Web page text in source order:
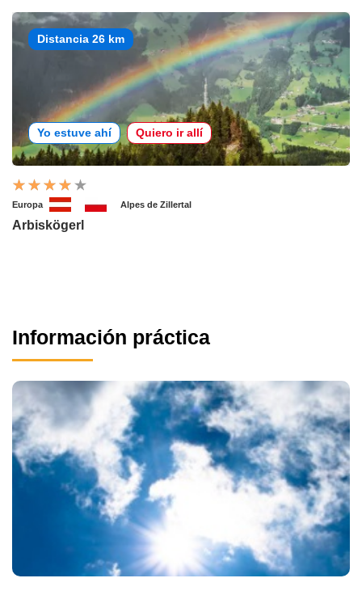
Distancia 26 km
Yo estuve ahí Quiero ir allí
Europa Alpes de Zillertal
Arbiskögerl
Información práctica